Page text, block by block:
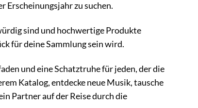
Erscheinungsjahr zu suchen.
sind und hochwertige Produkte
für deine Sammlung sein wird.
und eine Schatztruhe für jeden, der die
Katalog, entdecke neue Musik, tausche
Partner auf der Reise durch die